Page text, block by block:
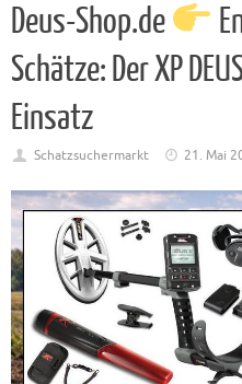
Deus-Shop.de
Schätze: Der XP
Einsatz
Schatzsuchermarkt 21. Mai